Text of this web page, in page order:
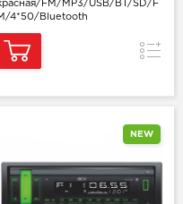
FM/MP3/USB/BT/SD/F
4*50/Bluetooth
NEW